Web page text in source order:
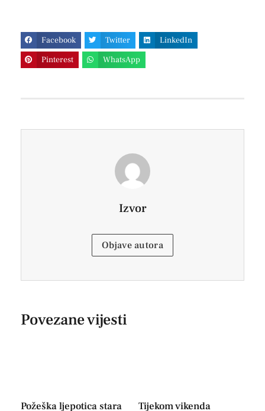
Facebook Twitter
LinkedIn
Pinterest
WhatsApp
Izvor
Objave autora
Povezane vijesti
Požeška ljepotica stara Tijekom vikenda